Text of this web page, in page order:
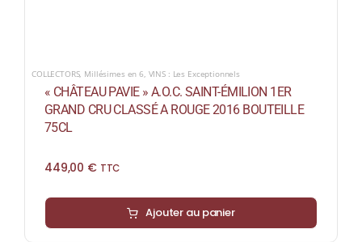
COLLECTORS, Millésimes en 6, VINS : Les Exceptionnels
« CHÂTEAU PAVIE » A.O.C. SAINT-ÉMILION 1ER
GRAND CRU CLASSÉ A ROUGE 2016 BOUTEILLE
75CL
449,00 € TTC
Ajouter au panier